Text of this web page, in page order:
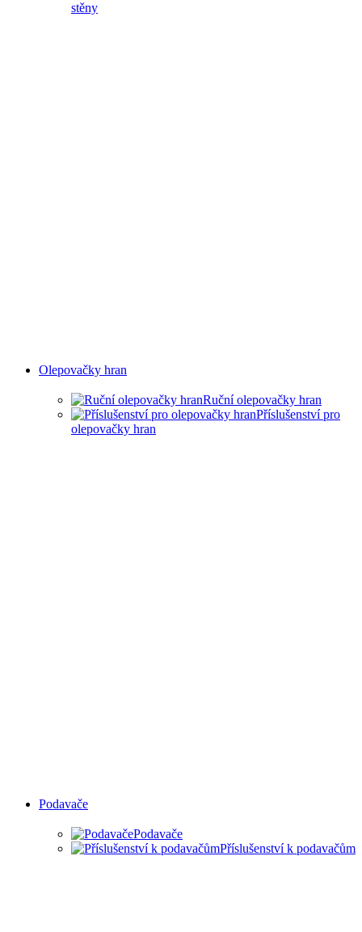
stěny
Olepovačky hran
Ruční olepovačky hran
Příslušenství pro
olepovačky hran
Podavače
Podavače
Příslušenství k podavačům